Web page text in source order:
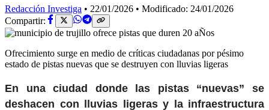
Redacción Investiga • 22/01/2026 • Modificado: 24/01/2026
Compartir:
Ofrecimiento surge en medio de críticas ciudadanas por pésimo
estado de pistas nuevas que se destruyen con lluvias ligeras
En una ciudad donde las pistas “nuevas” se
deshacen con lluvias ligeras y la infraestructura